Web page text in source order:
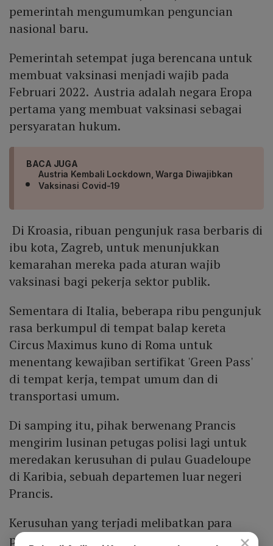
pemerintah mengumumkan penguncian
nasional baru.
Pemerintah setempat juga berencana untuk
membuat vaksinasi menjadi wajib pada
Februari 2022. Austria adalah negara Eropa
pertama yang membuat vaksinasi sebagai
persyaratan hukum.
BACA JUGA
Austria Kembali Lockdown, Warga Diwajibkan
Vaksinasi Covid-19
Di Kroasia, ribuan pengunjuk rasa berbaris di
ibu kota, Zagreb, untuk menunjukkan
kemarahan mereka pada aturan wajib
vaksinasi bagi pekerja sektor publik.
Sementara di Italia, beberapa ribu pengunjuk
rasa berkumpul di tempat balap kereta
Circus Maximus kuno di Roma untuk
menentang kewajiban sertifikat 'Green Pass'
di tempat kerja, tempat umum dan di
transportasi umum.
Di samping itu, pihak berwenang Prancis
mengirim lusinan petugas polisi lagi untuk
meredakan kerusuhan di pulau Guadeloupe
di Karibia, sebuah departemen luar negeri
Prancis.
Kerusuhan yang terjadi melibatkan para
penjarah yang mengobrak-abrik puluhan